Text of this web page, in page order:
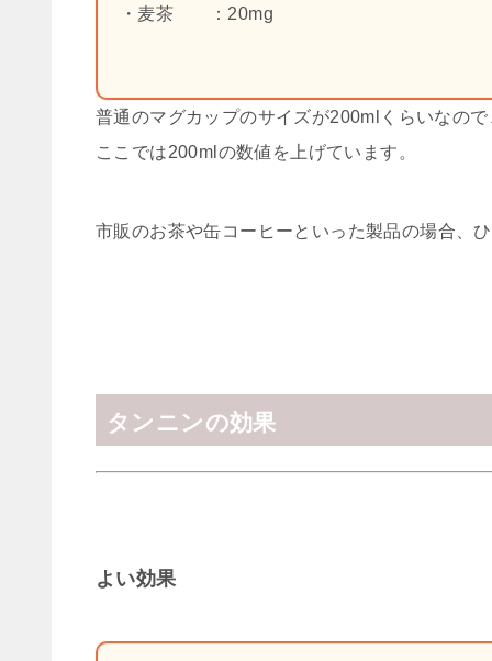
・麦茶 ：20mg
普通のマグカップのサイズが200mlくらいなので
ここでは200mlの数値を上げています。
市販のお茶や缶コーヒーといった製品の場合、
タンニンの効果
よい効果